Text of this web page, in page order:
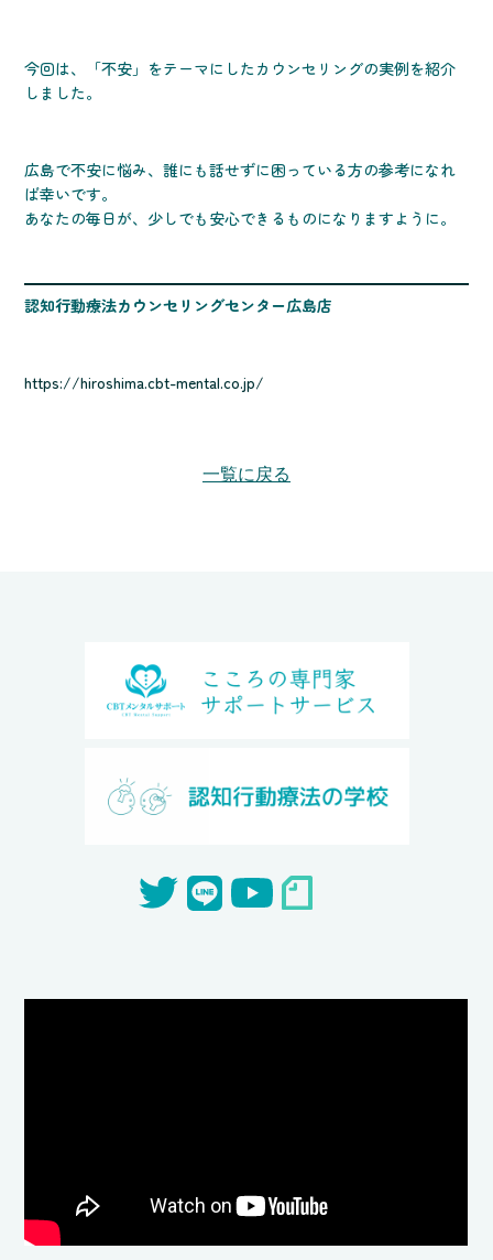
今回は、「不安」をテーマにしたカウンセリングの実例を紹介
しました。
広島で不安に悩み、誰にも話せずに困っている方の参考になれ
ば幸いです。
あなたの毎日が、少しでも安心できるものになりますように。
認知行動療法カウンセリングセンター広島店
https://hiroshima.cbt-mental.co.jp/
一覧に戻る